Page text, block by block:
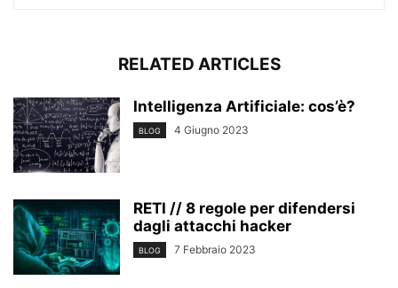
RELATED ARTICLES
Intelligenza Artificiale: cos’è?
BLOG 4 Giugno 2023
RETI // 8 regole per difendersi
dagli attacchi hacker
BLOG 7 Febbraio 2023